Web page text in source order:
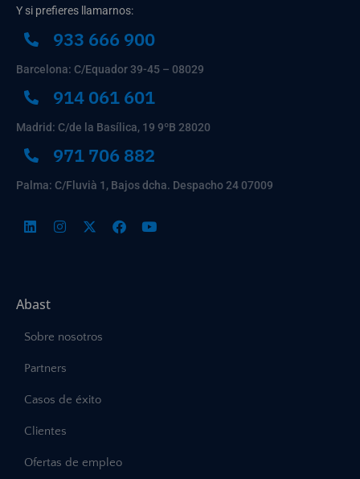
Y si prefieres llamarnos:
933 666 900
Barcelona: C/Equador 39-45 – 08029
914 061 601
Madrid: C/de la Basílica, 19 9ºB 28020
971 706 882
Palma: C/Fluvià 1, Bajos dcha. Despacho 24 07009
Abast
Sobre nosotros
Partners
Casos de éxito
Clientes
Ofertas de empleo